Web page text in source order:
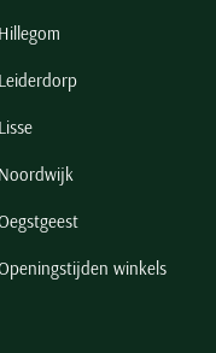
Hillegom
Leiderdorp
Lisse
Noordwijk
winkels